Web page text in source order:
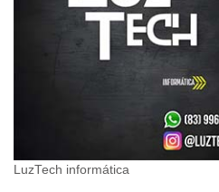
LuzTech informática